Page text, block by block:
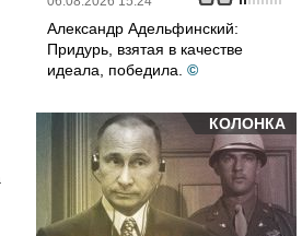
Александр Адельфинский:
Придурь, взятая в качестве
идеала, победила. ©
КОЛОНКА